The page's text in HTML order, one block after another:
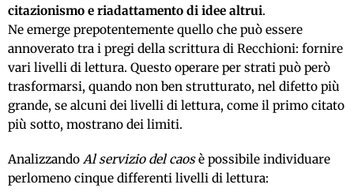
citazionismo e riadattamento di idee altrui.
Ne emerge prepotentemente quello che può essere
annoverato tra i pregi della scrittura di Recchioni: fornire
vari livelli di lettura. Questo operare per strati può però
trasformarsi, quando non ben strutturato, nel difetto più
grande, se alcuni dei livelli di lettura, come il primo citato
più sotto, mostrano dei limiti.
Analizzando Al servizio del caosè possibile individuare
perlomeno cinque differenti livelli di lettura: